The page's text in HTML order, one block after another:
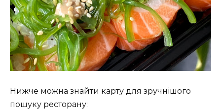
Нижче можна знайти карту для зручнішого
пошуку ресторану: